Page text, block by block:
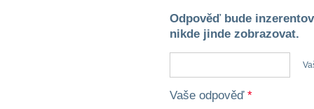
Odpověď bude
nikde jinde zobrazovat.
Vaše odpověď *